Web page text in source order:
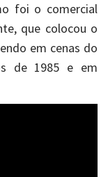
foi o comercial
que colocou o
em cenas do
de 1985 e em